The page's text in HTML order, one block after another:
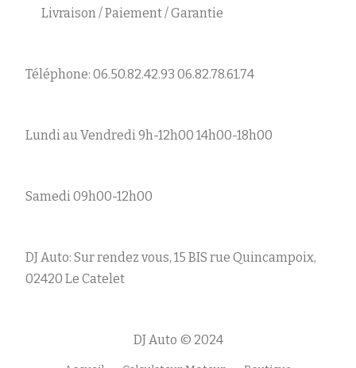
Livraison / Paiement / Garantie
Téléphone: 06.50.82.42.93 06.82.78.61.74
Lundi au Vendredi 9h-12h00 14h00-18h00
Samedi 09h00-12h00
DJ Auto: Sur rendez vous, 15 BIS rue Quincampoix,
02420 Le Catelet
DJ Auto © 2024